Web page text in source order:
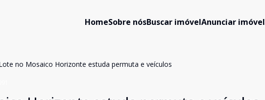
HomeSobre nósBuscar imóvelAnunciar imóvel
no Mosaico Horizonte estuda permuta e veículos